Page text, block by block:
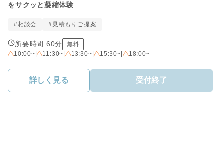
をサクッと凝縮体験
#相談会 #見積もりご提案
所要時間 60分
無料
10:00~| 11:30~| 13:30~| 15:30~| 18:00~
詳しく見る 受付終了